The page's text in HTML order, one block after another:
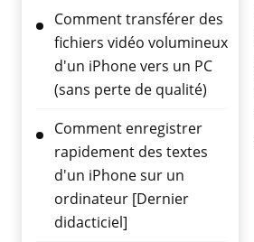
Comment transférer des
fichiers vidéo volumineux
d'un iPhone vers un PC
(sans perte de qualité)
Comment enregistrer
rapidement des textes
d'un iPhone sur un
ordinateur [Dernier
didacticiel]